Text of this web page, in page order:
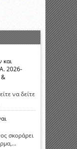
και
2026-
&
να δείτε
σκοράρει